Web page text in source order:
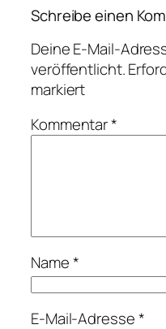
Schreibe einen
Deine E-Mail-
veröffentlicht.
markiert
Kommentar*
Name*
E-Mail-Adresse*